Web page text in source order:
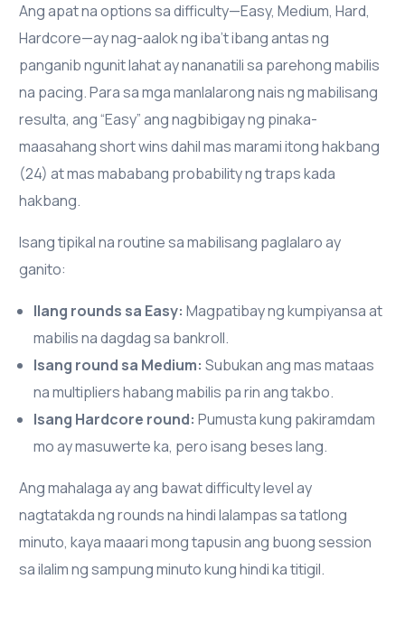
Ang apat na options sa difficulty—Easy, Medium, Hard,
Hardcore—ay nag-aalok ng iba’t ibang antas ng
panganib ngunit lahat ay nananatili sa parehong mabilis
na pacing. Para sa mga manlalarong nais ng mabilisang
resulta, ang “Easy” ang nagbibigay ng pinaka-
maasahang short wins dahil mas marami itong hakbang
(24) at mas mababang probability ng traps kada
hakbang.
Isang tipikal na routine sa mabilisang paglalaro ay
ganito:
Ilang rounds sa Easy: Magpatibay ng kumpiyansa at
mabilis na dagdag sa bankroll.
Isang round sa Medium: Subukan ang mas mataas
na multipliers habang mabilis pa rin ang takbo.
Isang Hardcore round: Pumusta kung pakiramdam
mo ay masuwerte ka, pero isang beses lang.
Ang mahalaga ay ang bawat difficulty level ay
nagtatakda ng rounds na hindi lalampas sa tatlong
minuto, kaya maaari mong tapusin ang buong session
sa ilalim ng sampung minuto kung hindi ka titigil.